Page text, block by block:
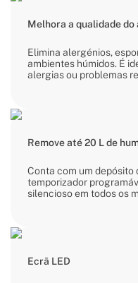
Melhora a qualidade do
Elimina alergénios,
ambientes húmidos. É
alergias ou problemas
Remove até 20 L de
Conta com um depósito
temporizador
silencioso em todos os
Ecrã LED